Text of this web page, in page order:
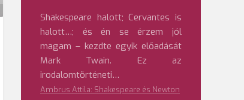
Shakespeare halott; Cervantes is
halott…; és én se érzem jól
magam – kezdte egyik előadását
Mark Twain. Ez az
irodalomtörténeti…
Ambrus Attila: Shakespeare és Newton